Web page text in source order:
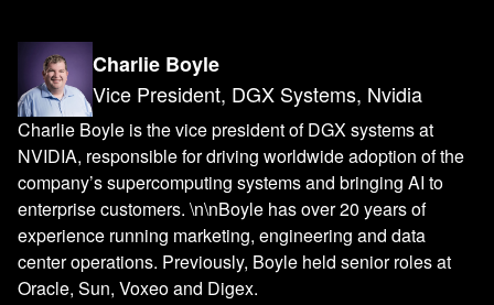
Charlie Boyle
Vice President, DGX Systems, Nvidia
Charlie Boyle is the vice president of DGX systems at
NVIDIA, responsible for driving worldwide adoption of the
company’s supercomputing systems and bringing AI to
enterprise customers. \n\nBoyle has over 20 years of
experience running marketing, engineering and data
center operations. Previously, Boyle held senior roles at
Oracle, Sun, Voxeo and Digex.